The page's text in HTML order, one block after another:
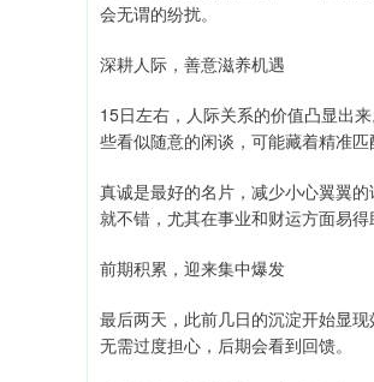
会无谓的纷扰。
深耕人际，善意滋养机遇
15日左右，人际关系的价值凸显出
些看似随意的闲谈，可能藏着精准匹
真诚是最好的名片，减少小心翼翼
就不错，尤其在事业和财运方面易得
前期积累，迎来集中爆发
最后两天，此前几日的沉淀开始显
无需过度担心，后期会看到回馈。